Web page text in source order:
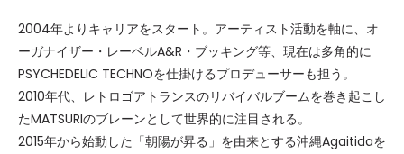
2004年よりキャリアをスタート。アーティスト活動を軸に、オ
ーガナイザー・レーベルA&R・ブッキング等、現在は多角的に
PSYCHEDELIC TECHNOを仕掛けるプロデューサーも担う。
2010年代、レトロゴアトランスのリバイバルブームを巻き起こし
たMATSURIのブレーンとして世界的に注目される。
2015年から始動した「朝陽が昇る」を由来とする沖縄Agaitidaを